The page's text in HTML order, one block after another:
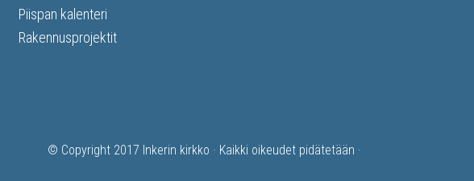
Piispan kalenteri
Rakennusprojektit
© Copyright 2017 Inkerin kirkko · Kaikki oikeudet pidätetään ·